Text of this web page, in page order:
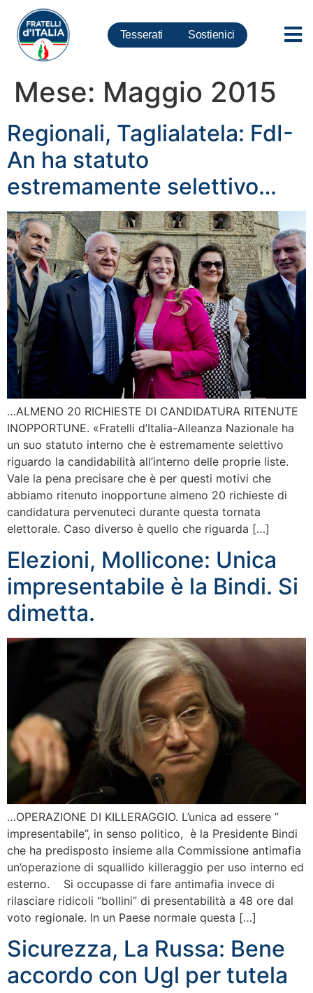
Tesserati Sostienici
Mese: Maggio 2015
Regionali, Taglialatela: FdI-
An ha statuto
estremamente selettivo…
…ALMENO 20 RICHIESTE DI CANDIDATURA RITENUTE
INOPPORTUNE. «Fratelli d’Italia-Alleanza Nazionale ha
un suo statuto interno che è estremamente selettivo
riguardo la candidabilità all’interno delle proprie liste.
Vale la pena precisare che è per questi motivi che
abbiamo ritenuto inopportune almeno 20 richieste di
candidatura pervenuteci durante questa tornata
elettorale. Caso diverso è quello che riguarda […]
Elezioni, Mollicone: Unica
impresentabile è la Bindi. Si
dimetta.
…OPERAZIONE DI KILLERAGGIO. L’unica ad essere ”
impresentabile”, in senso politico, è la Presidente Bindi
che ha predisposto insieme alla Commissione antimafia
un’operazione di squallido killeraggio per uso interno ed
esterno. Si occupasse di fare antimafia invece di
rilasciare ridicoli “bollini” di presentabilità a 48 ore dal
voto regionale. In un Paese normale questa […]
Sicurezza, La Russa: Bene
accordo con Ugl per tutela